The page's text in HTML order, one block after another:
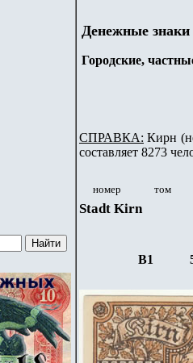
Денежные знаки
Городские,
СПРАВКА: Кирн
составляет 8273
номер том
Stadt Kirn
В1